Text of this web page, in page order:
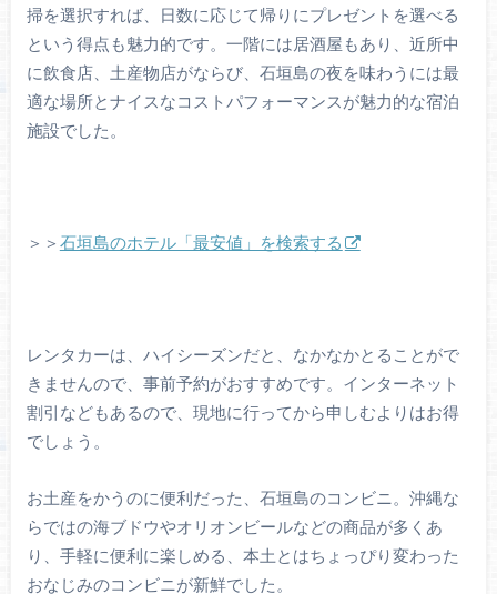
掃を選択すれば、日数に応じて帰りにプレゼントを選べる
という得点も魅力的です。一階には居酒屋もあり、近所中
に飲食店、土産物店がならび、石垣島の夜を味わうには最
適な場所とナイスなコストパフォーマンスが魅力的な宿泊
施設でした。
＞＞ 石垣島のホテル「最安値」を検索する
レンタカーは、ハイシーズンだと、なかなかとることがで
きませんので、事前予約がおすすめです。インターネット
割引などもあるので、現地に行ってから申しむよりはお得
でしょう。
お土産をかうのに便利だった、石垣島のコンビニ。沖縄な
らではの海ブドウやオリオンビールなどの商品が多くあ
り、手軽に便利に楽しめる、本土とはちょっぴり変わった
おなじみのコンビニが新鮮でした。